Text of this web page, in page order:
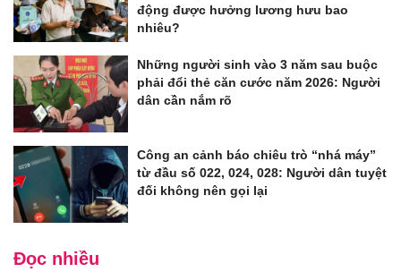
động được hưởng lương hưu bao
nhiêu?
Những người sinh vào 3 năm sau buộc
phải đổi thẻ căn cước năm 2026: Người
dân cần nắm rõ
Công an cảnh báo chiêu trò “nhá máy”
từ đầu số 022, 024, 028: Người dân tuyệt
đối không nên gọi lại
Đọc nhiều